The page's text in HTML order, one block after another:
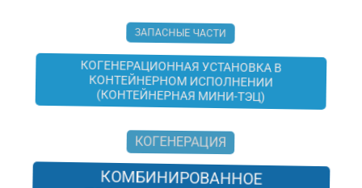
ЗАПАСНЫЕ ЧАСТИ
КОГЕНЕРАЦИОННАЯ УСТАНОВКА В
КОНТЕЙНЕРНОМ ИСПОЛНЕНИИ
(КОНТЕЙНЕРНАЯ МИНИ-ТЭЦ)
КОГЕНЕРАЦИЯ
КОМБИНИРОВАННОЕ
ПРОИЗВОДСТВО ТЕПЛА И